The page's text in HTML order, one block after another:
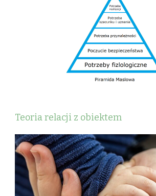
Teoria relacji z obiektem